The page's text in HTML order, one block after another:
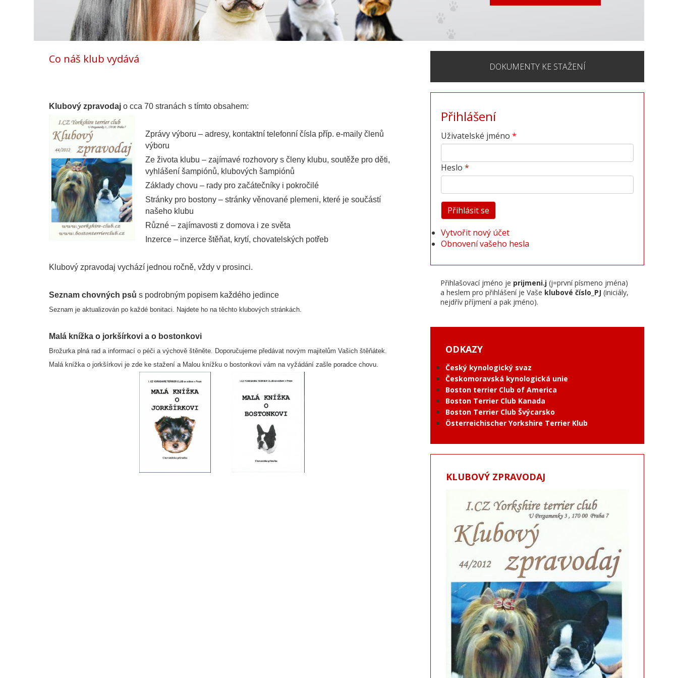
Co náš klub vydává
Klubový zpravodaj o cca 70 stranách s tímto obsahem:
Zprávy výboru – adresy, kontaktní telefonní čísla příp. e-maily členů
výboru
Ze života klubu – zajímavé rozhovory s členy klubu, soutěže pro děti,
vyhlášení šampiónů, klubových šampiónů
Základy chovu – rady pro začátečníky i pokročilé
Stránky pro bostony – stránky věnované plemeni, které je součástí
našeho klubu
Různé – zajímavosti z domova i ze světa
Inzerce – inzerce štěňat, krytí, chovatelských potřeb
Klubový zpravodaj vychází jednou ročně, vždy v prosinci.
Seznam chovných psů s podrobným popisem každého jedince
Seznam je aktualizován po každé bonitaci. Najdete ho na těchto klubových stránkách.
Malá knížka o jorkšírkovi a o bostonkovi
Brožurka plná rad a informací o péči a výchově štěněte. Doporučujeme předávat novým majitelům Vašich štěňátek.
Malá knížka o jorkšírkovi je zde ke stažení a Malou knížku o bostonkovi vám na vyžádání zašle poradce chovu.
DOKUMENTY KE STAŽENÍ
Přihlášení
Uživatelské jméno
Heslo
Vytvořit nový účet
Obnovení vašeho hesla
Přihlašovací jméno je prijmeni.j (j=první písmeno jména)
a heslem pro přihlášení je Vaše klubové číslo_PJ (iniciály,
nejdřív příjmení a pak jméno).
ODKAZY
Český kynologický svaz
Českomoravská kynologická unie
Boston terrier Club of America
Boston Terrier Club Kanada
Boston Terrier Club Švýcarsko
Österreichischer Yorkshire Terrier Klub
KLUBOVÝ ZPRAVODAJ